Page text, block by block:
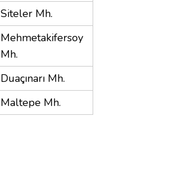
Siteler Mh.
Mehmetakifersoy
Mh.
Duaçınarı Mh.
Maltepe Mh.